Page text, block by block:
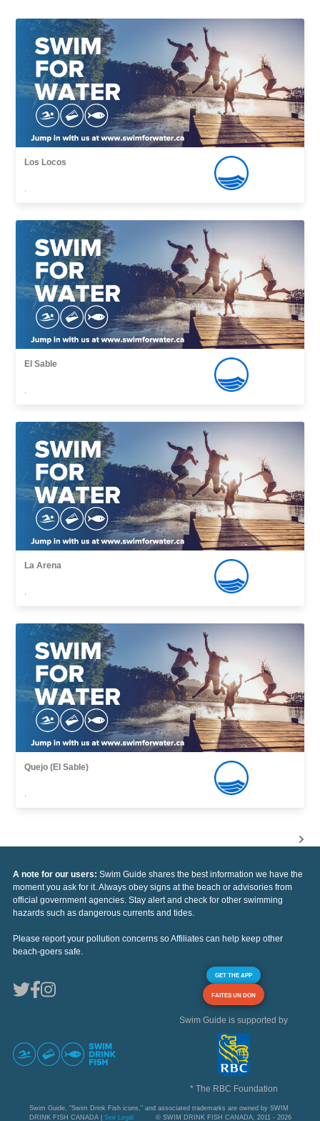
Los Locos
,
El Sable
,
La Arena
,
Quejo (El Sable)
,
A note for our users: Swim Guide shares the best information we have the
moment you ask for it. Always obey signs at the beach or advisories from
official government agencies. Stay alert and check for other swimming
hazards such as dangerous currents and tides.
Please report your pollution concerns so Affiliates can help keep other
beach-goers safe.
GET THE APP
FAITES UN DON
Swim Guide is supported by
* The RBC Foundation
Swim Guide, "Swim Drink Fish icons," and associated trademarks are owned by SWIM
DRINK FISH CANADA | See Legal © SWIM DRINK FISH CANADA, 2011 - 2026